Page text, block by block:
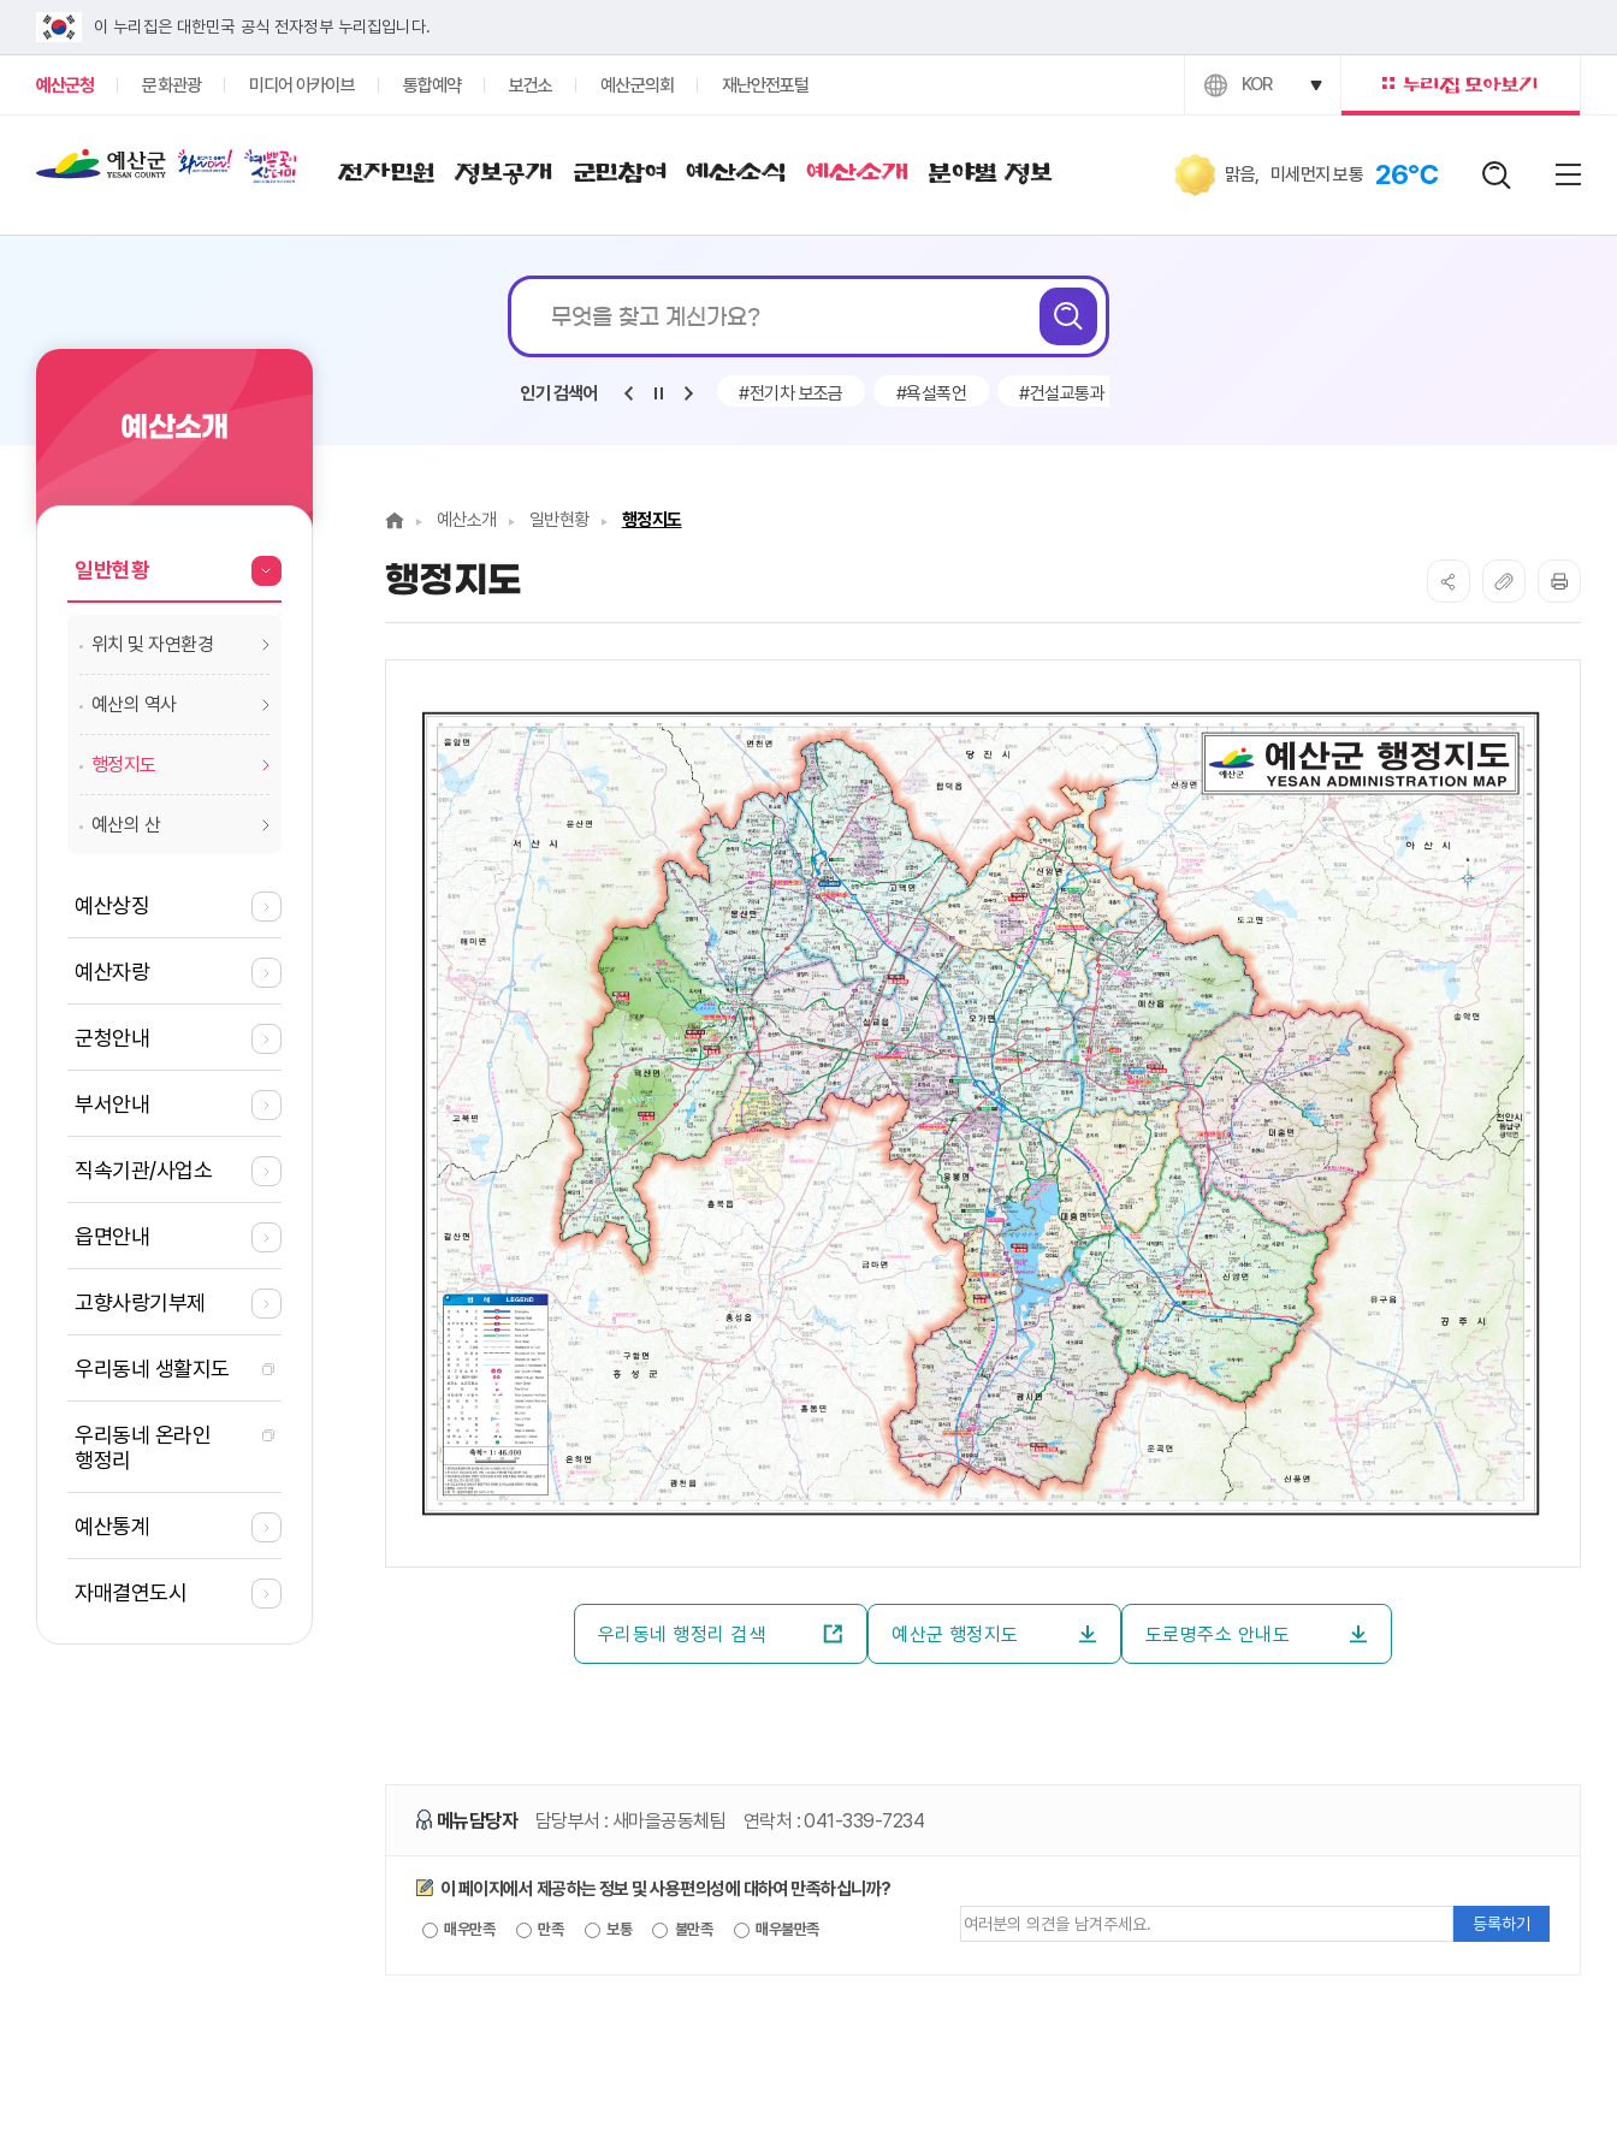
이 누리집은 대한민국 공식 전자정부 누리집입니다.
예산군청 문화관광 미디어 아카이브 통합예약 보건소 예산군의회 재난안전포털 KOR
맑음, 미세먼지 보통 26℃
검색어
전자민원 정보공개 군민참여 예산소식 예산소개 분야별 정보
통합검색
계신가요?
검색
인기 검색어
#구인 #채용 #전기차 보조금 #욕설폭언 #건설교통과
예산소개
일반현황
위치 및 자연환경
예산의 역사
행정지도
예산의 산
예산상징
예산자랑
군청안내
부서안내
직속기관/사업소
읍면안내
고향사랑기부제
우리동네 생활지도
우리동네 온라인
행정리
예산통계
자매결연도시
예산소개 일반현황 행정지도
행정지도
우리동네 행정리 검색 예산군 행정지도 도로명주소 안내도
메뉴담당자 담당부서 : 새마을공동체팀 연락처 :041-339-7234
만족도조사
이 페이지에서 제공하는 정보 및 사용편의성에 대하여 만족하십니까?
매우만족 만족 보통 불만족 매우불만족